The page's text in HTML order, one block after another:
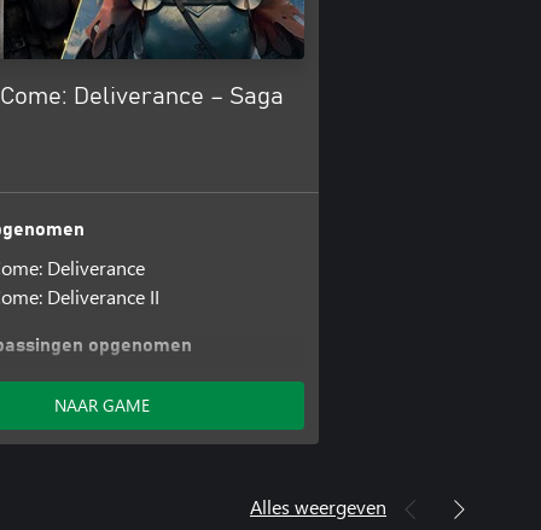
Deliverance – Saga
Deliverance
Deliverance II
opgenomen
Deliverance II Brushes with
Forge
Deliverance II Expansion Pass
NAAR GAME
Alles weergeven